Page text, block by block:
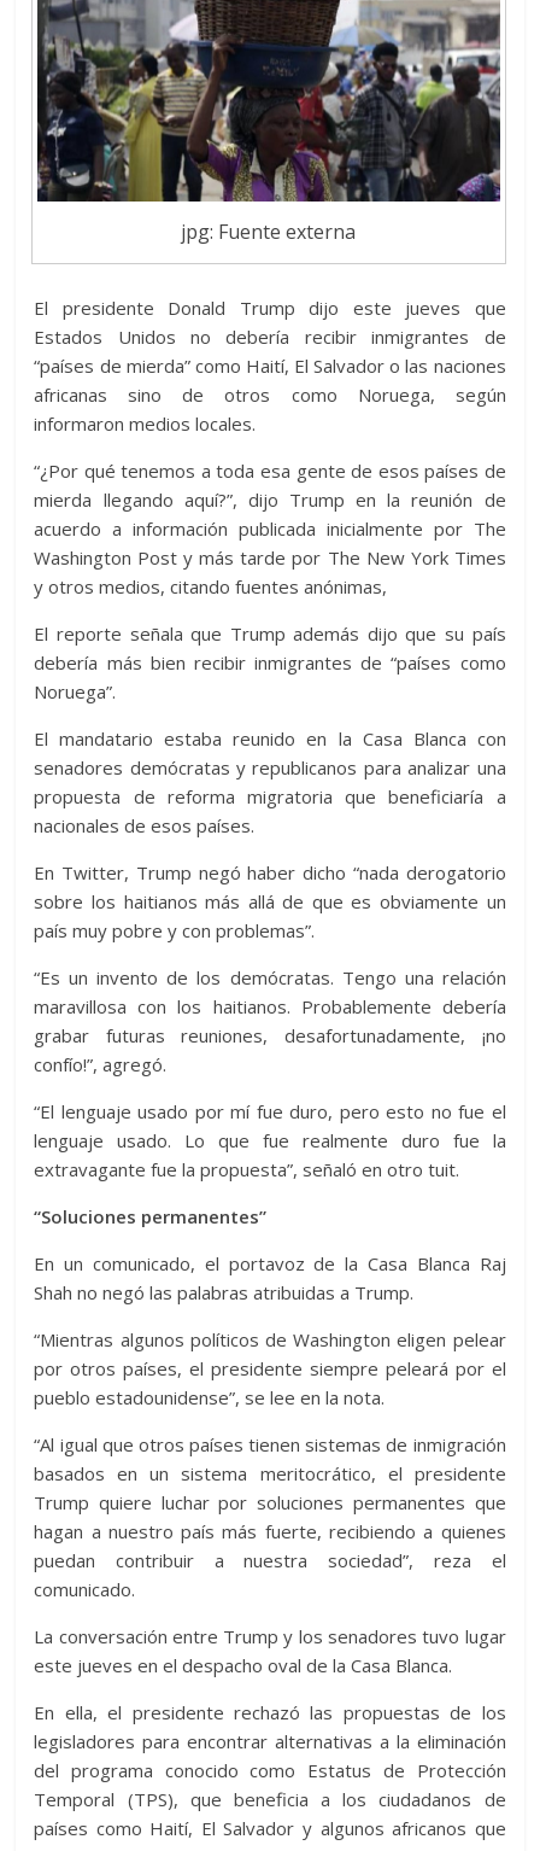
jpg: Fuente externa
El presidente Donald Trump dijo este jueves que
Estados Unidos no debería recibir inmigrantes de
“países de mierda” como Haití, El Salvador o las naciones
africanas sino de otros como Noruega, según
informaron medios locales.
“¿Por qué tenemos a toda esa gente de esos países de
mierda llegando aquí?”, dijo Trump en la reunión de
acuerdo a información publicada inicialmente por The
Washington Post y más tarde por The New York Times
y otros medios, citando fuentes anónimas,
El reporte señala que Trump además dijo que su país
debería más bien recibir inmigrantes de “países como
Noruega”.
El mandatario estaba reunido en la Casa Blanca con
senadores demócratas y republicanos para analizar una
propuesta de reforma migratoria que beneficiaría a
nacionales de esos países.
En Twitter, Trump negó haber dicho “nada derogatorio
sobre los haitianos más allá de que es obviamente un
país muy pobre y con problemas”.
“Es un invento de los demócratas. Tengo una relación
maravillosa con los haitianos. Probablemente debería
grabar futuras reuniones, desafortunadamente, ¡no
confío!”, agregó.
“El lenguaje usado por mí fue duro, pero esto no fue el
lenguaje usado. Lo que fue realmente duro fue la
extravagante fue la propuesta”, señaló en otro tuit.
“Soluciones permanentes”
En un comunicado, el portavoz de la Casa Blanca Raj
Shah no negó las palabras atribuidas a Trump.
“Mientras algunos políticos de Washington eligen pelear
por otros países, el presidente siempre peleará por el
pueblo estadounidense”, se lee en la nota.
“Al igual que otros países tienen sistemas de inmigración
basados en un sistema meritocrático, el presidente
Trump quiere luchar por soluciones permanentes que
hagan a nuestro país más fuerte, recibiendo a quienes
puedan contribuir a nuestra sociedad”, reza el
comunicado.
La conversación entre Trump y los senadores tuvo lugar
este jueves en el despacho oval de la Casa Blanca.
En ella, el presidente rechazó las propuestas de los
legisladores para encontrar alternativas a la eliminación
del programa conocido como Estatus de Protección
Temporal (TPS), que beneficia a los ciudadanos de
países como Haití, El Salvador y algunos africanos que